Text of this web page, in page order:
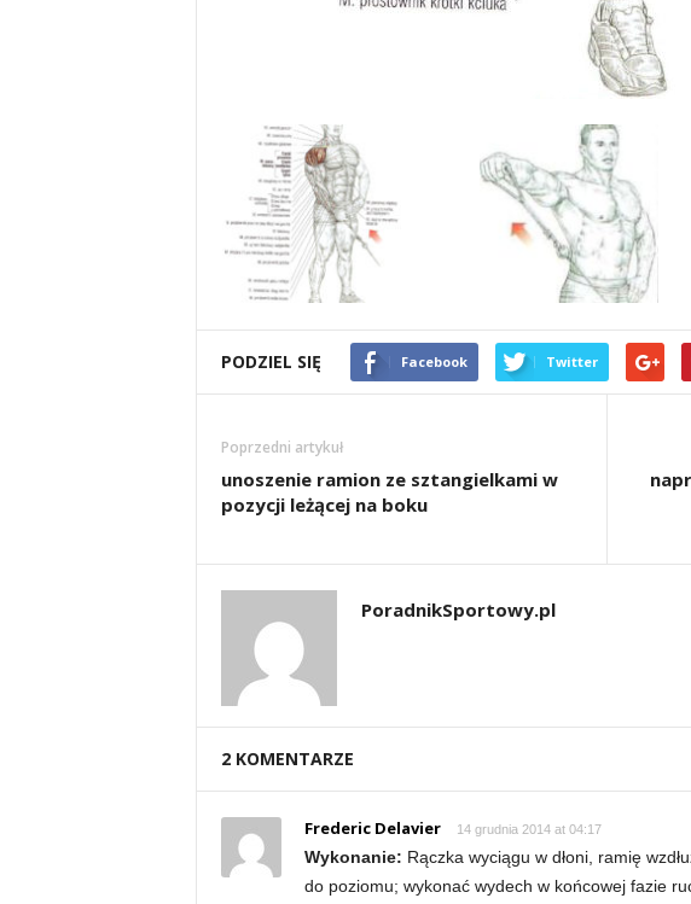
r
i
n
g
,
f
PODZIEL SIĘ Facebook Twitter
Poprzedni artykuł
unoszenie ramion ze sztangielkami w
pozycji leżącej na boku
PoradnikSportowy.pl
2 KOMENTARZE
Frederic Delavier 14 grudnia 2014 at 04:17
Wykonanie: Rączka wyciągu w dłoni, ramię
do poziomu; wykonać wydech w końcowej fazie